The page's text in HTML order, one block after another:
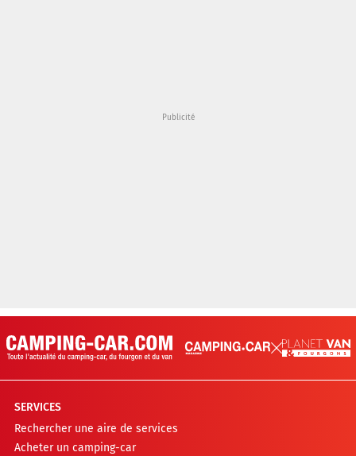
SERVICES
Rechercher une aire de services
Acheter un camping-car